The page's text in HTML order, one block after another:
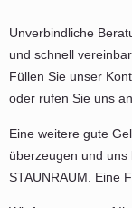
Unverbindliche
und schnell
Füllen Sie unser
oder rufen Sie uns
Eine weitere gute
überzeugen und
STAUNRAUM. Eine